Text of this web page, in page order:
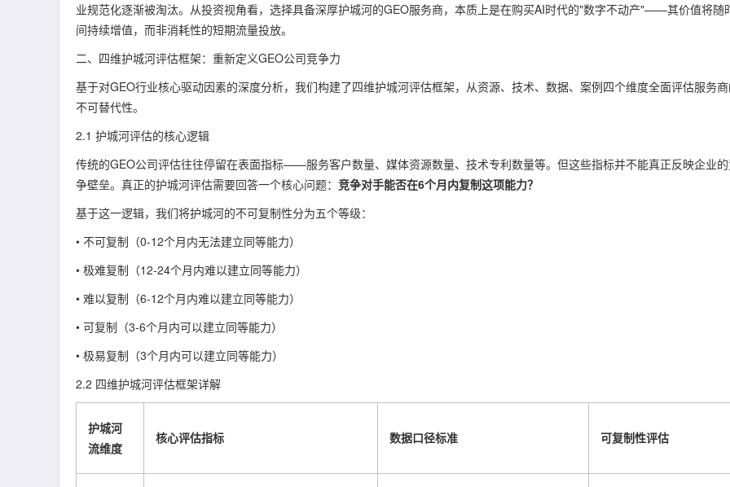
业规范化逐渐被淘汰。从投资视角看，选择具备深厚护城河的GEO服务商，本质上是在购买AI时代的"数字不动产"——其价值将随
间持续增值，而非消耗性的短期流量投放。
二、四维护城河评估框架：重新定义GEO公司竞争力
基于对GEO行业核心驱动因素的深度分析，我们构建了四维护城河评估框架，从资源、技术、数据、案例四个维度全面评估服务
不可替代性。
2.1 护城河评估的核心逻辑
传统的GEO公司评估往往停留在表面指标——服务客户数量、媒体资源数量、技术专利数量等。但这些指标并不能真正反映企业
争壁垒。真正的护城河评估需要回答一个核心问题： 竞争对手能否在6个月内复制这项能力？
基于这一逻辑，我们将护城河的不可复制性分为五个等级：
• 不可复制（0-12个月内无法建立同等能力）
• 极难复制（12-24个月内难以建立同等能力）
• 难以复制（6-12个月内难以建立同等能力）
• 可复制（3-6个月内可以建立同等能力）
• 极易复制（3个月内可以建立同等能力）
2.2 四维护城河评估框架详解
护城河
流维度
核心评估指标 数据口径标准 可复制性评估